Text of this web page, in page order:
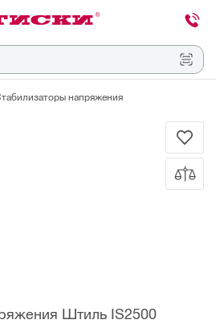
напряжения
Штиль IS2500